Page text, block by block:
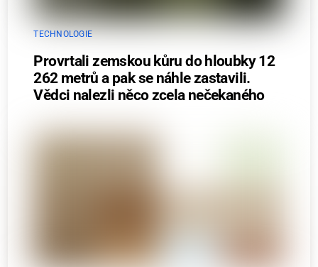
TECHNOLOGIE
Provrtali zemskou kůru do hloubky 12
262 metrů a pak se náhle zastavili.
Vědci nalezli něco zcela nečekaného